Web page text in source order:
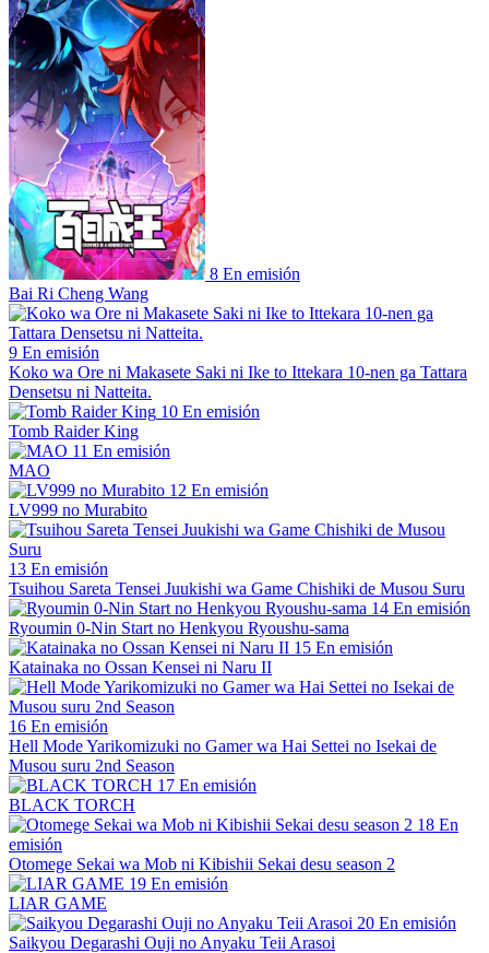
8 En emisión
Bai Ri Cheng Wang
9 En emisión
Koko wa Ore ni Makasete Saki ni Ike to Ittekara 10-nen ga Tattara
Densetsu ni Natteita.
10 En emisión
Tomb Raider King
11 En emisión
MAO
12 En emisión
LV999 no Murabito
13 En emisión
Tsuihou Sareta Tensei Juukishi wa Game Chishiki de Musou Suru
14 En emisión
Ryoumin 0-Nin Start no Henkyou Ryoushu-sama
15 En emisión
Katainaka no Ossan Kensei ni Naru II
16 En emisión
Hell Mode Yarikomizuki no Gamer wa Hai Settei no Isekai de
Musou suru 2nd Season
17 En emisión
BLACK TORCH
18 En
emisión
Otomege Sekai wa Mob ni Kibishii Sekai desu season 2
19 En emisión
LIAR GAME
20 En emisión
Saikyou Degarashi Ouji no Anyaku Teii Arasoi